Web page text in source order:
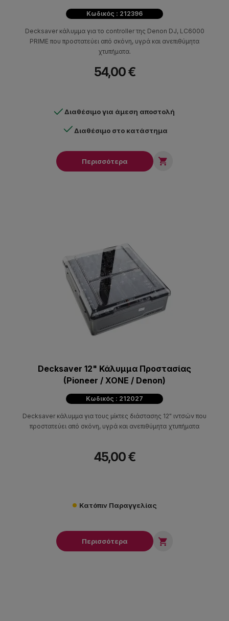
Κωδικός : 212396
Decksaver κάλυμμα για το controller της Denon DJ, LC6000
PRIME που προστατεύει από σκόνη, υγρά και ανεπιθύμητα
χτυπήματα.
54,00 €
Διαθέσιμο για άμεση αποστολή
Διαθέσιμο στο κατάστημα
Περισσότερα 
Decksaver 12" Κάλυμμα Προστασίας
(Pioneer / XONE / Denon)
Κωδικός : 212027
Decksaver κάλυμμα για τους μίκτες διάστασης 12" ιντσών που
προστατεύει από σκόνη, υγρά και ανεπιθύμητα χτυπήματα
45,00 €
Κατόπιν Παραγγελίας
Περισσότερα 